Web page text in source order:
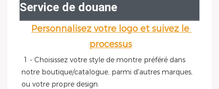
Service de douane
Personnalisez votre logo et suivez le
processus
1 - Choisissez votre style de montre préféré dans
notre boutique/catalogue, parmi d'autres marques,
ou votre propre design.